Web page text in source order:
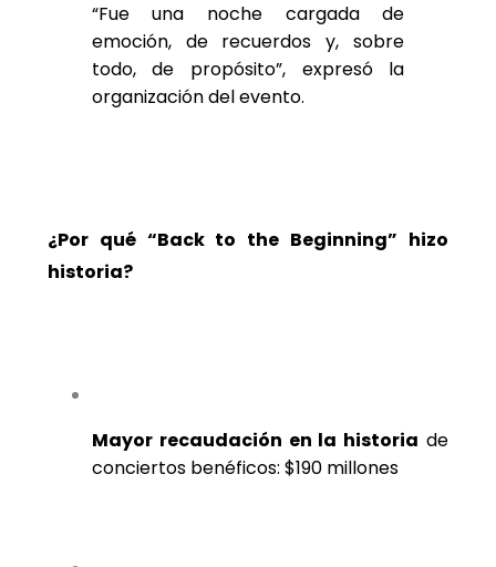
“Fue una noche cargada de
emoción, de recuerdos y, sobre
todo, de propósito”, expresó la
organización del evento.
¿Por qué “Back to the Beginning” hizo
historia?
Mayor recaudación en la historia de
conciertos benéficos: $190 millones